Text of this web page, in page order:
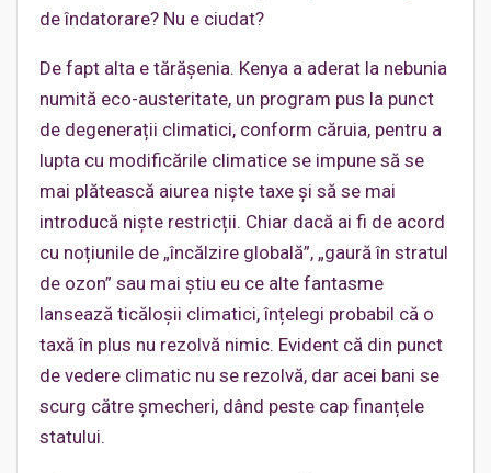
de îndatorare? Nu e ciudat?
De fapt alta e tărășenia. Kenya a aderat la nebunia
numită eco-austeritate, un program pus la punct
de degenerații climatici, conform căruia, pentru a
lupta cu modificările climatice se impune să se
mai plătească aiurea niște taxe și să se mai
introducă niște restricții. Chiar dacă ai fi de acord
cu noțiunile de „încălzire globală”, „gaură în stratul
de ozon” sau mai știu eu ce alte fantasme
lansează ticăloșii climatici, înțelegi probabil că o
taxă în plus nu rezolvă nimic. Evident că din punct
de vedere climatic nu se rezolvă, dar acei bani se
scurg către șmecheri, dând peste cap finanțele
statului.